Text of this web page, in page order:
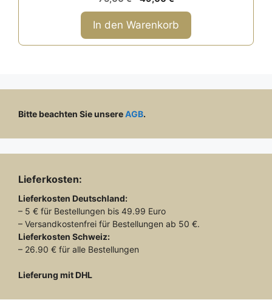
v
o
n
5
Preis
war:
75,00 €
Preis
ist:
49,00 €.
In den Warenkorb
Bitte beachten Sie unsereAGB.
Lieferkosten:
Lieferkosten Deutschland:
– 5 € für Bestellungen bis 49.99 Euro
– Versandkostenfrei für Bestellungen ab 50 €.
Lieferkosten Schweiz:
– 26.90 € für alle Bestellungen
Lieferung mit DHL